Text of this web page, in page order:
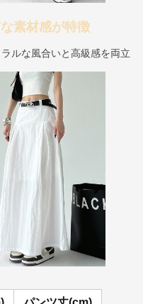
素材感が特徴
ルな風合いと高級感を両立